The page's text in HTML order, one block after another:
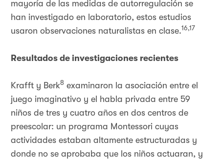
mayoría de las medidas de autorregulación se
han investigado en laboratorio, estos estudios
usaron observaciones naturalistas en clase.16,17
Resultados de investigaciones recientes
Krafft y Berk8 examinaron la asociación entre el
juego imaginativo y el habla privada entre 59
niños de tres y cuatro años en dos centros de
preescolar: un programa Montessori cuyas
actividades estaban altamente estructuradas y
donde no se aprobaba que los niños actuaran, y